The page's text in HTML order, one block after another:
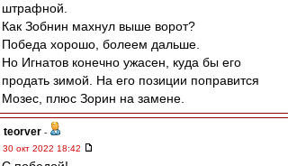
штрафной.
Как Зобнин махнул выше ворот?
Победа хорошо, болеем дальше.
Но Игнатов конечно ужасен, куда бы его
продать зимой. На его позиции поправится
Мозес, плюс Зорин на замене.
teorver -
30 окт 2022 18:42